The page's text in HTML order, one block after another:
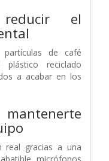
el
de café
plástico reciclado
a acabar en los
real gracias a una
micrófonos